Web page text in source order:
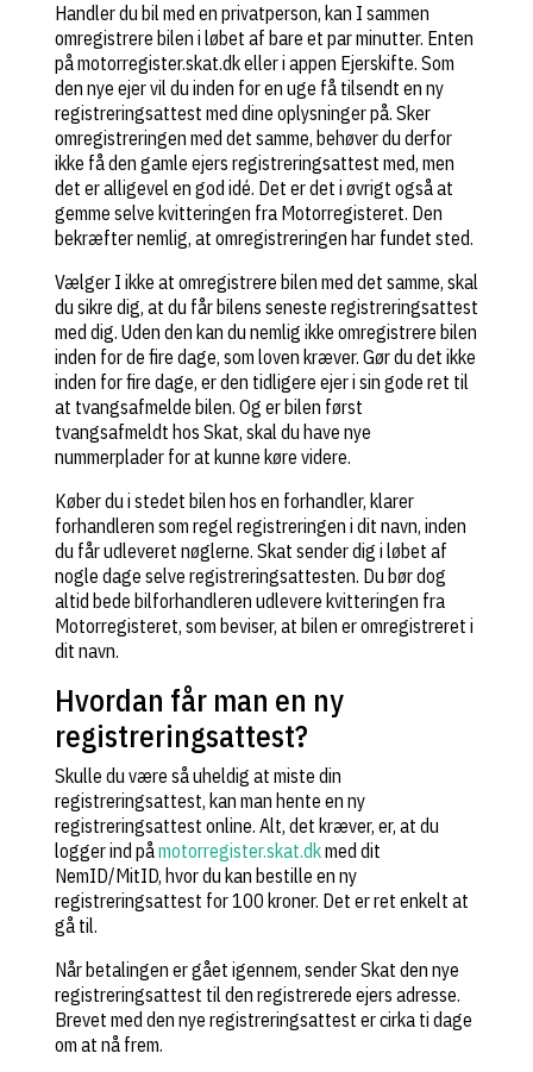
Handler du bil med en privatperson, kan I sammen
omregistrere bilen i løbet af bare et par minutter. Enten
på motorregister.skat.dk eller i appen Ejerskifte. Som
den nye ejer vil du inden for en uge få tilsendt en ny
registreringsattest med dine oplysninger på. Sker
omregistreringen med det samme, behøver du derfor
ikke få den gamle ejers registreringsattest med, men
det er alligevel en god idé. Det er det i øvrigt også at
gemme selve kvitteringen fra Motorregisteret. Den
bekræfter nemlig, at omregistreringen har fundet sted.
Vælger I ikke at omregistrere bilen med det samme, skal
du sikre dig, at du får bilens seneste registreringsattest
med dig. Uden den kan du nemlig ikke omregistrere bilen
inden for de fire dage, som loven kræver. Gør du det ikke
inden for fire dage, er den tidligere ejer i sin gode ret til
at tvangsafmelde bilen. Og er bilen først
tvangsafmeldt hos Skat, skal du have nye
nummerplader for at kunne køre videre.
Køber du i stedet bilen hos en forhandler, klarer
forhandleren som regel registreringen i dit navn, inden
du får udleveret nøglerne. Skat sender dig i løbet af
nogle dage selve registreringsattesten. Du bør dog
altid bede bilforhandleren udlevere kvitteringen fra
Motorregisteret, som beviser, at bilen er omregistreret i
dit navn.
Hvordan får man en ny
registreringsattest?
Skulle du være så uheldig at miste din
registreringsattest, kan man hente en ny
registreringsattest online. Alt, det kræver, er, at du
logger ind påmotorregister.skat.dkmed dit
NemID/MitID, hvor du kan bestille en ny
registreringsattest for 100 kroner. Det er ret enkelt at
gå til.
Når betalingen er gået igennem, sender Skat den nye
registreringsattest til den registrerede ejers adresse.
Brevet med den nye registreringsattest er cirka ti dage
om at nå frem.